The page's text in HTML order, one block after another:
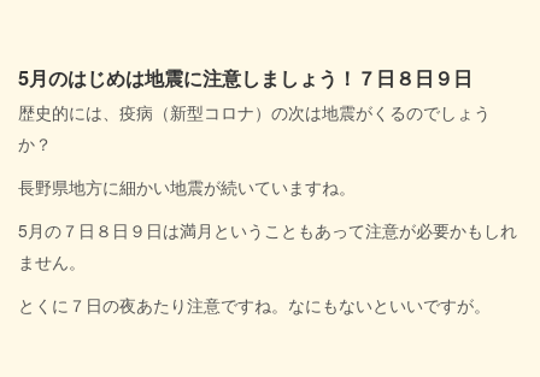
5月のはじめは地震に注意しましょう！７日８日９日
歴史的には、疫病（新型コロナ）の次は地震がくるのでしょう
か？
長野県地方に細かい地震が続いていますね。
5月の７日８日９日は満月ということもあって注意が必要かもしれ
ません。
とくに７日の夜あたり注意ですね。なにもないといいですが。